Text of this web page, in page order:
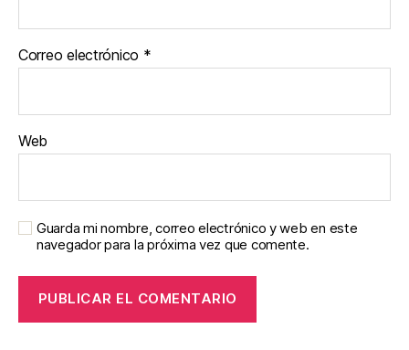
Correo electrónico *
Web
Guarda mi nombre, correo electrónico y web en este
navegador para la próxima vez que comente.